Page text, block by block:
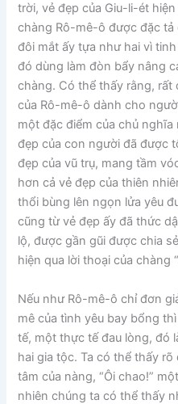
trời, vẻ đẹp của Giu-li-ét
chàng Rô-mê-ô được đặc
đôi mắt ấy tựa như hai vì
đó dùng làm đòn bẩy nâng
chàng. Có thể thấy rằng,
của Rô-mê-ô dành cho
một đặc điểm của chủ
đẹp của con người đã được
đẹp của vũ trụ, mang tầm
hơn cả vẻ đẹp của thiên
thổi bùng lên ngọn lửa yêu
cũng từ vẻ đẹp ấy đã thức
lộ, được gần gũi được chia
hiện qua lời thoại của chàng
Nếu như Rô-mê-ô chỉ đơn
mê của tình yêu bay bổng
tế, một thực tế đau lòng, đó
hai gia tộc. Ta có thể thấy
tâm của nàng, “Ôi chao!”
nhiên chúng ta có thể thấy